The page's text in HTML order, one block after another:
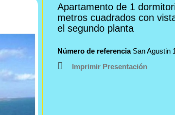
Apartamento de 1
metros cuadrados con
el segundo planta
Número de referencia San Agustin
Imprimir Presentación